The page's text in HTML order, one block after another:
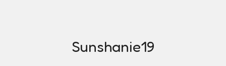
Sunshanie19